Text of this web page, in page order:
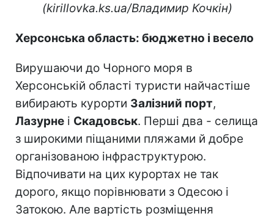
(kirillovka.ks.ua/Владимир Кочкін)
Херсонська область: бюджетно і весело
Вирушаючи до Чорного моря в
Херсонській області туристи найчастіше
вибирають курорти Залізний порт,
Лазурне і Скадовськ. Перші два - селища
з широкими піщаними пляжами й добре
організованою інфраструктурою.
Відпочивати на цих курортах не так
дорого, якщо порівнювати з Одесою і
Затокою. Але вартість розміщення